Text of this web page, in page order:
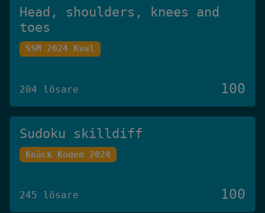
Head, shoulders, knees and
toes
SSM 2024 Kval
204 lösare 100
Sudoku skilldiff
Knäck Koden 2024
245 lösare 100